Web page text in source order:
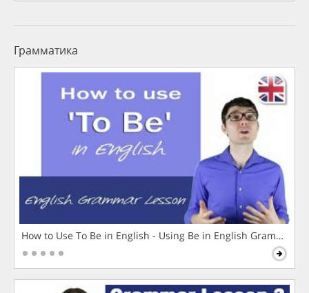
Грамматика
How to Use To Be in English - Using Be in English Grammar